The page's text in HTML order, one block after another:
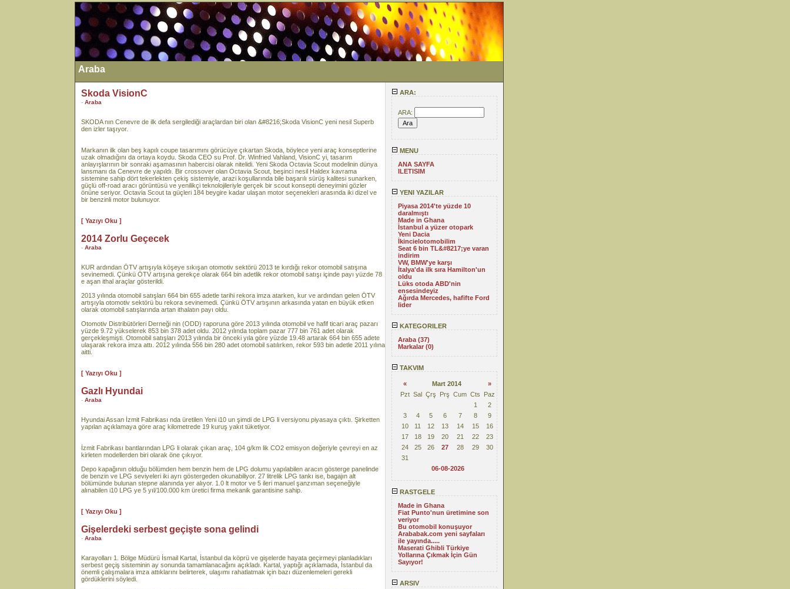
Araba
ARA:
ARA:
MENU
ANA SAYFA
ILETISIM
YENI YAZILAR
Piyasa 2014'te yüzde 10
daralmıştı
Made in Ghana
İstanbul a yüzer otopark
Yeni Dacia
İkincielotomobilim
Seat 6 bin TL&#8217;ye varan
indirim
VW, BMW'ye karşı
İtalya'da ilk sıra Hamilton'un
oldu
Lüks otoda ABD'nin
ensesindeyiz
Ağırda Mercedes, hafifte Ford
lider
KATEGORILER
Araba (37)
Markalar (0)
TAKVIM
« Mart 2014
»
Pzt Sal Çrş Prş Cum Cts
Paz
1
2
3
4 5 6 7 8
9
10
11 12 13 14 15
16
17
18 19 20 21 22
23
24
25 26 27 28 29
30
31
06-08-2026
RASTGELE
Made in Ghana
Fiat Punto'nun üretimine son
veriyor
Bu otomobil konuşuyor
Arababak.com yeni sayfaları
ile yayında.....
Maserati Ghibli Türkiye
Yollarına Çıkmak İçin Gün
Sayıyor!
ARSIV
Skoda VisionC
- Araba
SKODA nın Cenevre de ilk defa sergilediği araçlardan biri olan &#8216;Skoda VisionC yeni nesil Superb
den izler taşıyor.
Markanın ilk olan beş kapılı coupe tasarımını görücüye çıkartan Skoda, böylece yeni araç konseptlerine
uzak olmadığını da ortaya koydu. Skoda CEO su Prof. Dr. Winfried Vahland, VisionC yi, tasarım
anlayışlarının bir sonraki aşamasının habercisi olarak nitelidi. Yeni Skoda Octavia Scout modelinin dünya
lansmanı da Cenevre de yapıldı. Bir crossover olan Octavia Scout, beşinci nesil Haldex kavrama
sistemine sahip dört tekerlekten çekiş sistemiyle, arazi koşullarında bile başarılı sürüş kalitesi sunarken,
güçlü off-road aracı görüntüsü ve yenilikçi teknolojileriyle gerçek bir scout konsepti deneyimini gözler
önüne seriyor. Octavia Scout ta güçleri 184 beygire kadar ulaşan motor seçenekleri arasında iki dizel ve
bir benzinli motor bulunuyor.
[ Yazıyı Oku ]
2014 Zorlu Geçecek
- Araba
KUR ardından ÖTV artışıyla köşeye sıkışan otomotiv sektörü 2013 te kırdığı rekor otomobil satışına
sevinemedi. Çünkü ÖTV artışına gerekçe olarak 664 bin adetlik rekor otomobil satışı içinde payı yüzde 78
e aşan ithal araçlar gösterildi.
2013 yılında otomobil satışları 664 bin 655 adetle tarihi rekora imza atarken, kur ve ardından gelen ÖTV
artışıyla otomotiv sektörü bu rekora sevinemedi. Çünkü ÖTV artışının arkasında yatan en büyük etken
olarak otomobil satışlarında artan ithalatın payı oldu.
Otomotiv Distribütörleri Derneği nin (ODD) raporuna göre 2013 yılında otomobil ve hafif ticari araç pazarı
yüzde 9.72 yükselerek 853 bin 378 adet oldu. 2012 yılında toplam pazar 777 bin 761 adet olarak
gerçekleşmişti. Otomobil satışları 2013 yılında bir önceki yıla göre yüzde 19.48 artarak 664 bin 655 adete
ulaşarak rekora imza attı. 2012 yılında 556 bin 280 adet otomobil satılırken, rekor 593 bin adetle 2011 yılına
aitti.
[ Yazıyı Oku ]
Gazlı Hyundai
- Araba
Hyundai Assan İzmit Fabrikası nda üretilen Yeni i10 un şimdi de LPG li versiyonu piyasaya çıktı. Şirketten
yapılan açıklamaya göre araç kilometrede 19 kuruş yakıt tüketiyor.
İzmit Fabrikası bantlarından LPG li olarak çıkan araç, 104 g/km lik CO2 emisyon değeriyle çevreyi en az
kirleten modellerden biri olarak öne çıkıyor.
Depo kapağının olduğu bölümden hem benzin hem de LPG dolumu yapılabilen aracın gösterge panelinde
de benzin ve LPG seviyeleri iki ayrı göstergeden okunabiliyor. 27 litrelik LPG tankı ise, bagajın alt
bölümünde bulunan stepne alanında yer alıyor. 1.0 lt motor ve 5 ileri manuel şanzıman seçeneğiyle
alınabilen i10 LPG ye 5 yıl/100.000 km üretici firma mekanik garantisine sahip.
[ Yazıyı Oku ]
Gişelerdeki serbest geçişte sona gelindi
- Araba
Karayolları 1. Bölge Müdürü İsmail Kartal, İstanbul da köprü ve gişelerde hayata geçirmeyi planladıkları
serbest geçiş sisteminin ay sonunda tamamlanacağını açıkladı. Kartal, yaptığı açıklamada, İstanbul da
önemli çalışmalara imza attıklarını belirterek, ulaşımı rahatlatmak için bazı düzenlemeleri gerekli
gördüklerini söyledi.